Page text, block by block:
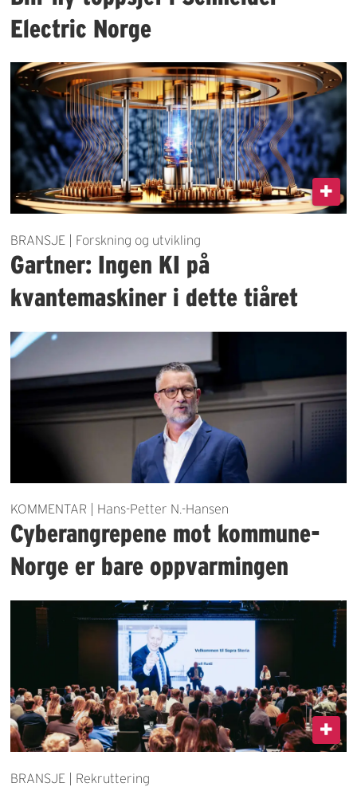
Electric Norge
BRANSJE | Forskning og utvikling
Gartner: Ingen KI på
kvantemaskiner i dette tiåret
KOMMENTAR | Hans-Petter N.-Hansen
Cyberangrepene mot kommune-
Norge er bare oppvarmingen
BRANSJE | Rekruttering